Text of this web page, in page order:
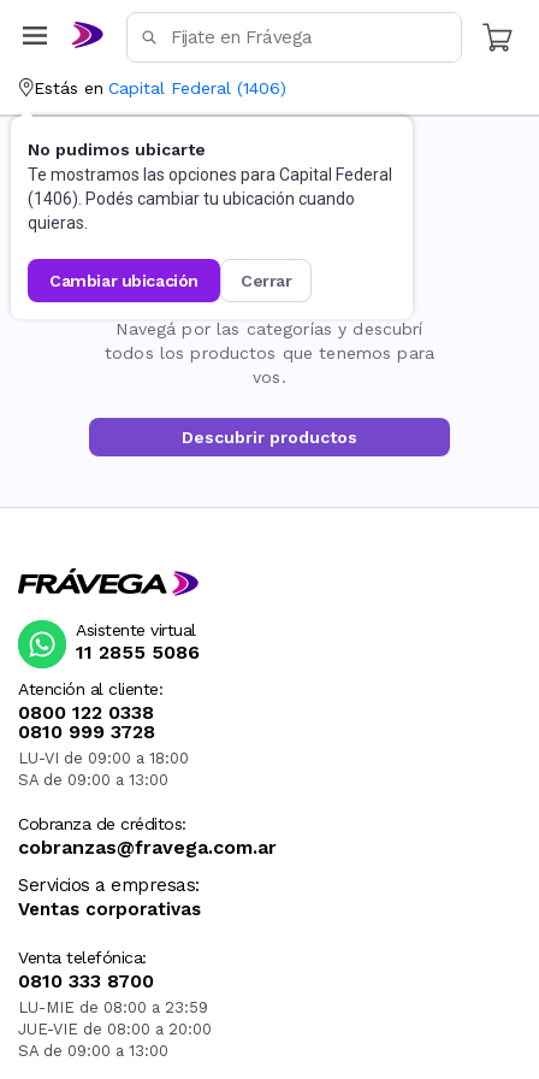
Estás en Capital Federal (1406)
No pudimos ubicarte
Te mostramos las opciones para Capital Federal
(1406). Podés cambiar tu ubicación cuando
quieras.
cambiar ubicación cerrar
La página no existe
Navegá por las categorías y descubrí
todos los productos que tenemos para
vos.
Descubrir productos
Atención al cliente:
0800 122 0338
0810 999 3728
LU-VI de 09:00 a 18:00
SA de 09:00 a 13:00
Cobranza de créditos:
cobranzas@fravega.com.ar
Servicios a empresas:
Ventas corporativas
Venta telefónica:
0810 333 8700
LU-MIE de 08:00 a 23:59
JUE-VIE de 08:00 a 20:00
SA de 09:00 a 13:00
Asistente virtual
11 2855 5086